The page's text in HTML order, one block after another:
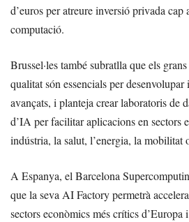
d’euros per atreure inversió privada cap
computació.
Brussel·les també subratlla que els
qualitat són essencials per
avançats, i planteja crear laboratoris de
d’IA per facilitar aplicacions en sectors
indústria, la salut, l’energia, la mobilitat
A Espanya, el Barcelona
que la seva AI Factory permetrà
sectors econòmics més crítics d’Europa